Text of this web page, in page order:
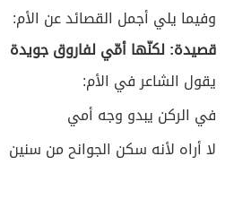
وفيما يلي أجمل القصائد عن الأم:
قصيدة: لكنّها أمّي لفاروق جويدة
يقول الشاعر في الأم:
في الركن يبدو وجه أمي
لا أراه لأنه سكن الجوانح من سنين